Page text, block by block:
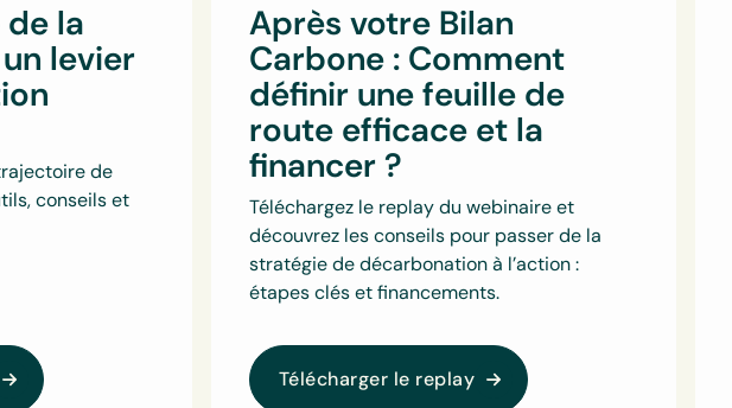
la
levier
de
conseils et
Après votre Bilan
Carbone : Comment
définir une feuille de
route efficace et la
financer ?
Téléchargez le replay du webinaire et
découvrez les conseils pour passer de la
stratégie de décarbonation à l’action :
étapes clés et financements.
Télécharger le replay